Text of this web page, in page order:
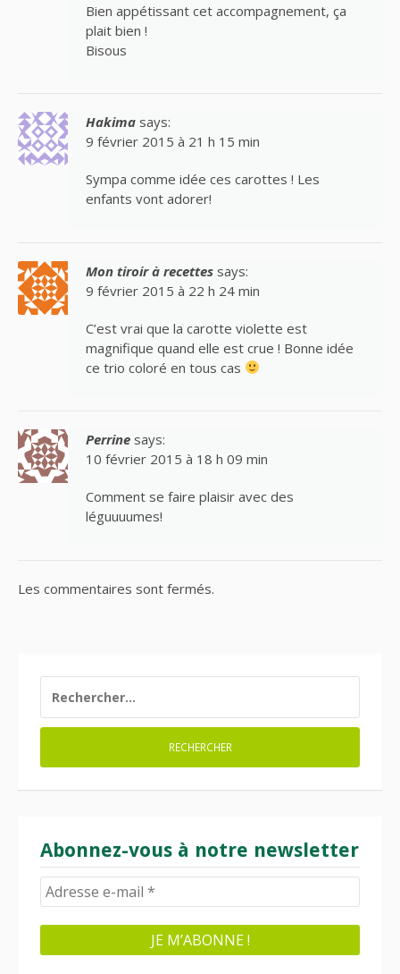
Bien appétissant cet accompagnement, ça
plait bien !
Bisous
Hakima says:
9 février 2015 à 21 h 15 min
Sympa comme idée ces carottes ! Les
enfants vont adorer!
Mon tiroir à recettes says:
9 février 2015 à 22 h 24 min
C’est vrai que la carotte violette est
magnifique quand elle est crue ! Bonne idée
ce trio coloré en tous cas
Perrine says:
10 février 2015 à 18 h 09 min
Comment se faire plaisir avec des
léguuuumes!
Les commentaires sont fermés.
Abonnez-vous à notre newsletter